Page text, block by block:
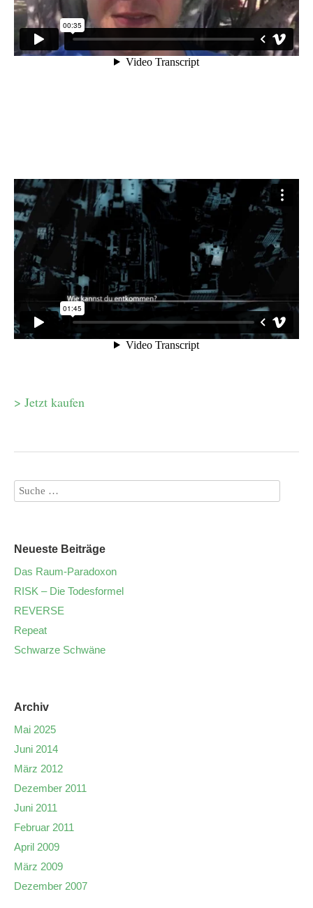
> Jetzt kaufen
Neueste Beiträge
Das Raum-Paradoxon
RISK – Die Todesformel
REVERSE
Repeat
Schwarze Schwäne
Archiv
Mai 2025
Juni 2014
März 2012
Dezember 2011
Juni 2011
Februar 2011
April 2009
März 2009
Dezember 2007